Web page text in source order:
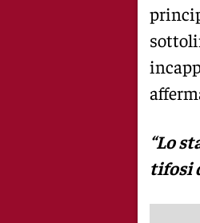
“Lo
tifosi